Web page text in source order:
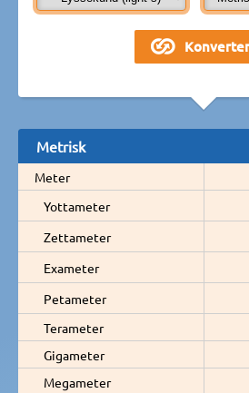
Metrisk
Meter
Yottameter
Zettameter
Exameter
Petameter
Terameter
Gigameter
Megameter